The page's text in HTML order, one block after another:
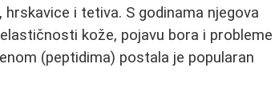
i tetiva. S godinama njegova
kože, pojavu bora i probleme
(peptidima) postala je popularan